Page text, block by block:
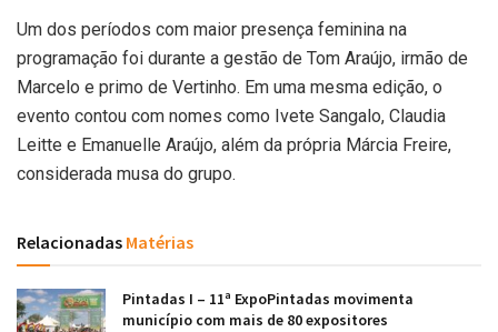
Um dos períodos com maior presença feminina na
programação foi durante a gestão de Tom Araújo, irmão de
Marcelo e primo de Vertinho. Em uma mesma edição, o
evento contou com nomes como Ivete Sangalo, Claudia
Leitte e Emanuelle Araújo, além da própria Márcia Freire,
considerada musa do grupo.
Relacionadas Matérias
Pintadas I – 11ª ExpoPintadas movimenta
município com mais de 80 expositores